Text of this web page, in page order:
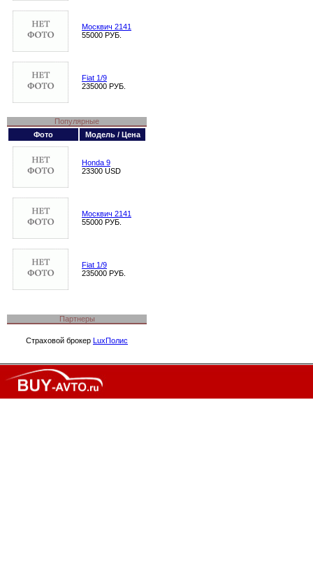
Москвич 2141
55000 РУБ.
Fiat 1/9
235000 РУБ.
Популярные
Фото
Модель / Цена
Honda 9
23300 USD
Москвич 2141
55000 РУБ.
Fiat 1/9
235000 РУБ.
Партнеры
Страховой брокер LuxПолис